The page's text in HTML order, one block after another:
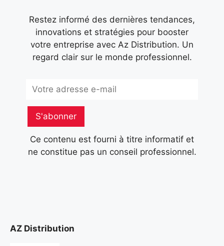
Restez informé des dernières tendances,
innovations et stratégies pour booster
votre entreprise avec Az Distribution. Un
regard clair sur le monde professionnel.
S'abonner
Ce contenu est fourni à titre informatif et
ne constitue pas un conseil professionnel.
AZ Distribution